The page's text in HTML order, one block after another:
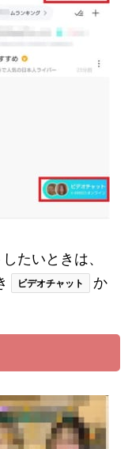
たいときは、
ビデオチャット
か